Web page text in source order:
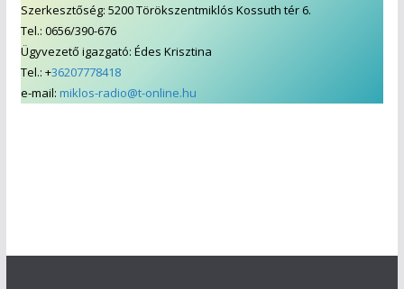
Szerkesztőség: 5200 Törökszentmiklós Kossuth tér 6.
Tel.: 0656/390-676
Ügyvezető igazgató: Édes Krisztina
Tel.: +36207778418
e-mail: miklos-radio@t-online.hu